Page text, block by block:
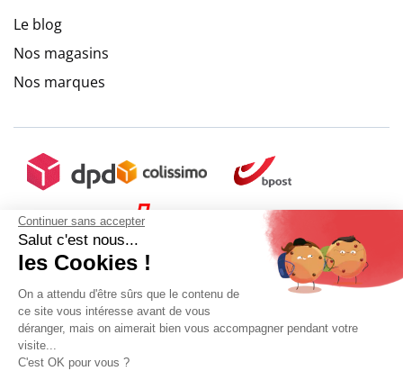
Continuer sans accepter
Salut c'est nous...
les Cookies !
On a attendu d'être sûrs que le contenu de
ce site vous intéresse avant de vous
déranger, mais on aimerait bien vous accompagner pendant votre
visite...
C'est OK pour vous ?
Le blog
Nos magasins
Nos marques